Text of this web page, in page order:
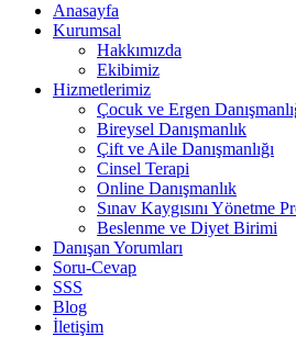
Anasayfa
Kurumsal
Hakkımızda
Ekibimiz
Hizmetlerimiz
Çocuk ve Ergen
Bireysel Danışmanlık
Çift ve Aile Danışmanlığı
Cinsel Terapi
Online Danışmanlık
Sınav Kaygısını Yönetme
Beslenme ve Diyet Birimi
Danışan Yorumları
Soru-Cevap
SSS
Blog
İletişim